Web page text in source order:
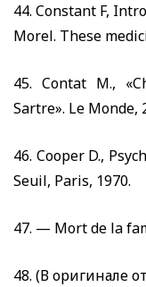
44.Constant F,
Morel. These
45.Contat M.,
Sartre». Le Monde,
46. Cooper D.,
Seuil, Paris, 1970.
47. — Mort de la
48. (В оригинале